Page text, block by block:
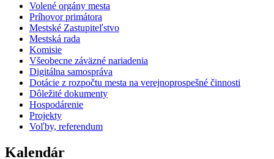
Volené orgány mesta
Príhovor primátora
Mestské Zastupiteľstvo
Mestská rada
Komisie
Všeobecne záväzné nariadenia
Digitálna samospráva
Dotácie z rozpočtu mesta na verejnoprospešné činnosti
Dôležité dokumenty
Hospodárenie
Projekty
Voľby, referendum
Kalendár